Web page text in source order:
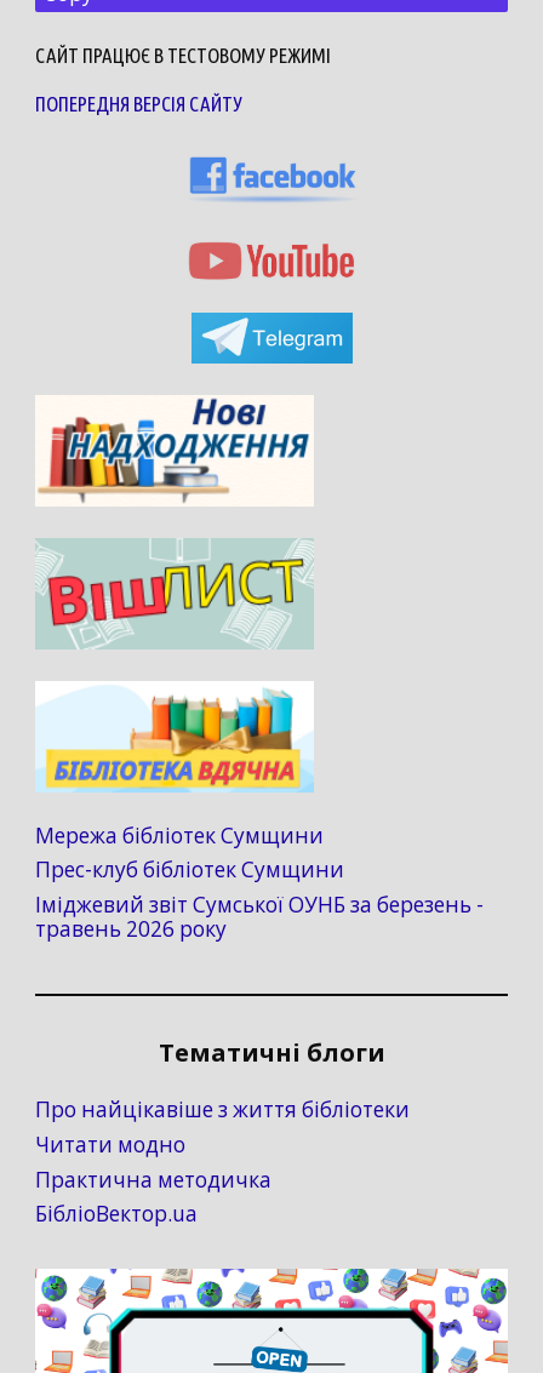
САЙТ ПРАЦЮЄ В ТЕСТОВОМУ РЕЖИМІ
ПОПЕРЕДНЯ ВЕРСІЯ САЙТУ
Мережа бібліотек Сумщини
Прес-клуб бібліотек Сумщини
Іміджевий звіт Сумської ОУНБ за березень -
травень 2026 року
Тематичні блоги
Про найцікавіше з життя бібліотеки
Читати модно
Практична методичка
БібліоВектор.ua